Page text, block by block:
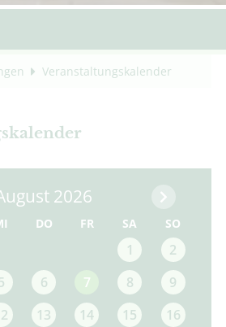
Veranstaltungskalender
2026
DO FR SA SO
1
2
6 7 8
9
13 14 15
16